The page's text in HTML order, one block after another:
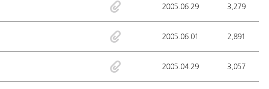
2005.06.29. 3,279
2005.06.01. 2,891
2005.04.29. 3,057